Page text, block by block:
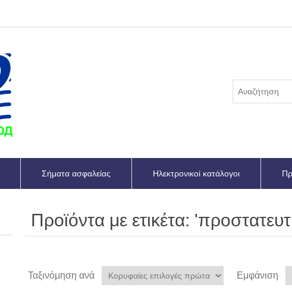
Σήματα ασφαλείας Ηλεκτρονικοί κατάλογοι
Προϊόντα με ετικέτα:
Ταξινόμηση ανά Εμφάνιση